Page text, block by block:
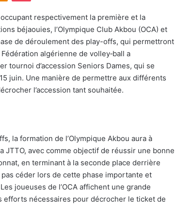
respectivement la première et la
béjaouies, l’Olympique Club Akbou (OCA) et
de déroulement des play-offs, qui permettront
algérienne de volley‑ball a
tournoi d’accession Seniors Dames, qui se
juin. Une manière de permettre aux différents
l’accession tant souhaitée.
la formation de l’Olympique Akbou aura à
avec comme objectif de réussir une bonne
en terminant à la seconde place derrière
céder lors de cette phase importante et
joueuses de l’OCA affichent une grande
efforts nécessaires pour décrocher le ticket de